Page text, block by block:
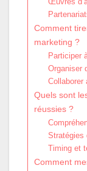
Comment
marketing ?
Participer
Organiser
Collaborer
Quels sont
réussies ?
Stratégies
Timing et
Comment